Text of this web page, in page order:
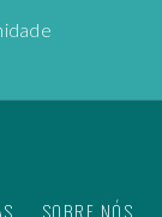
SOBRE NÓS